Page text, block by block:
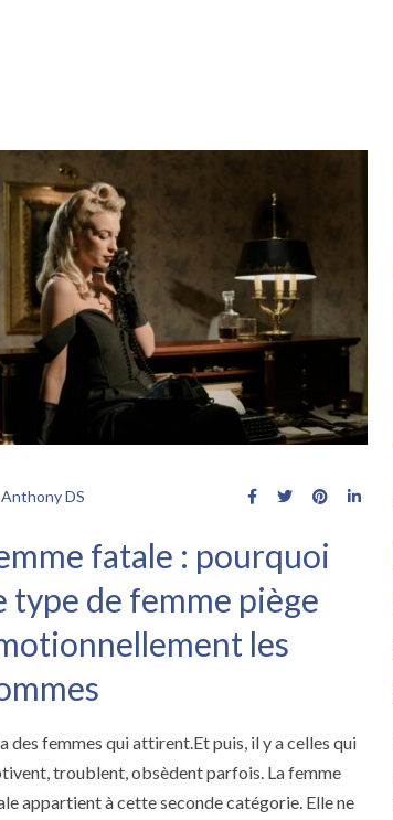
Anthony DS
fatale : pourquoi
type de femme piège
les
des femmes qui attirent.Et puis, il y a celles qui
troublent, obsèdent parfois. La femme
appartient à cette seconde catégorie. Elle ne